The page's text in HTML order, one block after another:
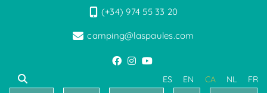
(+34) 974 55 33 20
camping@laspaules.com
ES EN CA NL FR